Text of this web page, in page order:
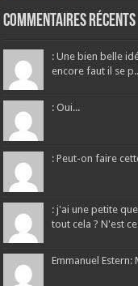
Commentaires récents
: Une bien belle
encore faut il se
: Oui...
: Peut-on faire
: j'ai une petite
tout cela ? N'est
Emmanuel Estern: